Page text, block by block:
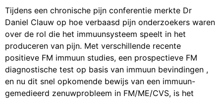
Tijdens een chronische pijn conferentie merkte Dr
Daniel Clauw op hoe verbaasd pijn onderzoekers waren
over de rol die het immuunsysteem speelt in het
produceren van pijn. Met verschillende recente
positieve FM immuun studies, een prospectieve FM
diagnostische test op basis van immuun bevindingen ,
en nu dit snel opkomende bewijs van een immuun-
gemedieerd zenuwprobleem in FM/ME/CVS, is het